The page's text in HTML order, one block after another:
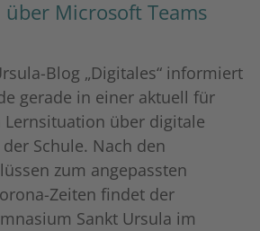
Microsoft Teams
Blog „Digitales“ informiert
gerade in einer aktuell für
über digitale
Schule. Nach den
zum angepassten
Zeiten findet der
Sankt Ursula im